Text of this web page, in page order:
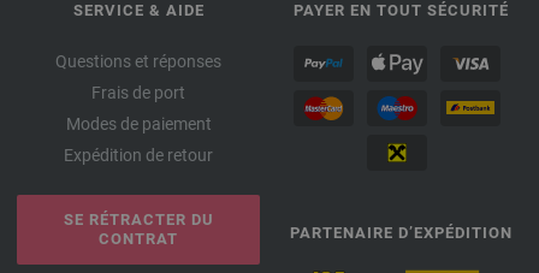
SERVICE & AIDE
Questions et réponses
Frais de port
Modes de paiement
Expédition de retour
SE RÉTRACTER DU
CONTRAT
PAYER EN TOUT SÉCURITÉ
PARTENAIRE D’EXPÉDITION